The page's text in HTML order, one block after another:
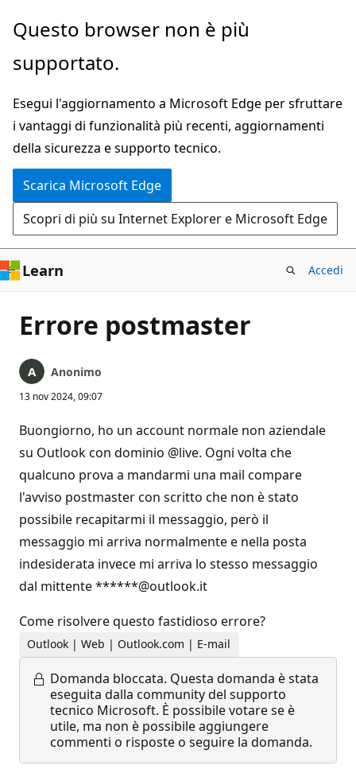
Ignora
passa
contenuto
principale
Questo browser non è più
supportato.
Esegui l'aggiornamento a Microsoft Edge per sfruttare
i vantaggi di funzionalità più recenti, aggiornamenti
della sicurezza e supporto tecnico.
Scarica Microsoft Edge
Scopri di più su Internet Explorer e Microsoft Edge
Learn Accedi
Errore postmaster
Anonimo
13 nov 2024, 09:07
Buongiorno, ho un account normale non aziendale
su Outlook con dominio @live. Ogni volta che
qualcuno prova a mandarmi una mail compare
l'avviso postmaster con scritto che non è stato
possibile recapitarmi il messaggio, però il
messaggio mi arriva normalmente e nella posta
indesiderata invece mi arriva lo stesso messaggio
dal mittente ******@outlook.it
Come risolvere questo fastidioso errore?
Outlook | Web | Outlook.com | E-mail
Domanda bloccata. Questa domanda è stata
eseguita dalla community del supporto
tecnico Microsoft. È possibile votare se è
utile, ma non è possibile aggiungere
commenti o risposte o seguire la domanda.